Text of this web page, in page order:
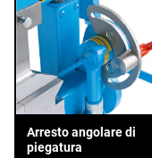
Arresto angolare di
piegatura